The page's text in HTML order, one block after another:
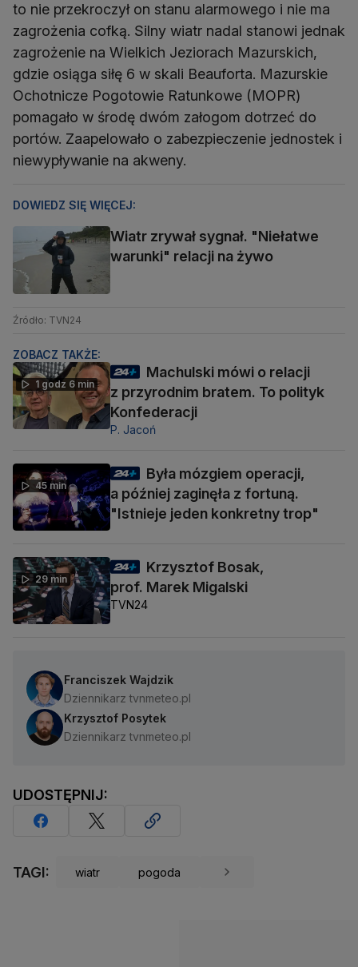
to nie przekroczył on stanu alarmowego i nie ma
zagrożenia cofką. Silny wiatr nadal stanowi jednak
zagrożenie na Wielkich Jeziorach Mazurskich,
gdzie osiąga siłę 6 w skali Beauforta. Mazurskie
Ochotnicze Pogotowie Ratunkowe (MOPR)
pomagało w środę dwóm załogom dotrzeć do
portów. Zaapelowało o zabezpieczenie jednostek i
niewypływanie na akweny.
DOWIEDZ SIĘ WIĘCEJ:
Wiatr zrywał sygnał. "Niełatwe
warunki" relacji na żywo
Źródło: TVN24
ZOBACZ TAKŻE:
1 godz 6 min
Machulski mówi o relacji
z przyrodnim bratem. To polityk
Konfederacji
P. Jacoń
45 min
Była mózgiem operacji,
a później zaginęła z fortuną.
"Istnieje jeden konkretny trop"
29 min
Krzysztof Bosak,
prof. Marek Migalski
TVN24
Franciszek Wajdzik
Dziennikarz tvnmeteo.pl
Krzysztof Posytek
Dziennikarz tvnmeteo.pl
UDOSTĘPNIJ:
TAGI: wiatr pogoda